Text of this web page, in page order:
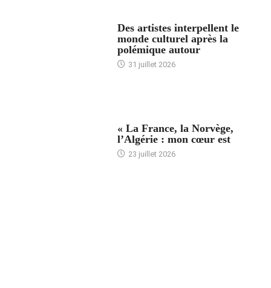
Des artistes interpellent le
monde culturel après la
polémique autour
31 juillet 2026
« La France, la Norvège,
l’Algérie : mon cœur est
23 juillet 2026